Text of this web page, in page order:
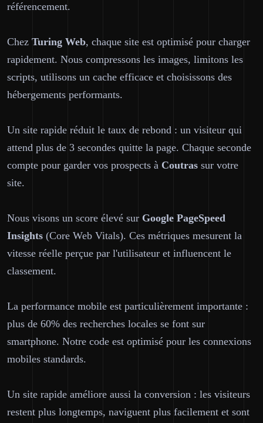
référencement.
Chez Turing Web, chaque site est optimisé pour charger
rapidement. Nous compressons les images, limitons les
scripts, utilisons un cache efficace et choisissons des
hébergements performants.
Un site rapide réduit le taux de rebond : un visiteur qui
attend plus de 3 secondes quitte la page. Chaque seconde
compte pour garder vos prospects à Coutras sur votre
site.
Nous visons un score élevé sur Google PageSpeed
Insights (Core Web Vitals). Ces métriques mesurent la
vitesse réelle perçue par l'utilisateur et influencent le
classement.
La performance mobile est particulièrement importante :
plus de 60% des recherches locales se font sur
smartphone. Notre code est optimisé pour les connexions
mobiles standards.
Un site rapide améliore aussi la conversion : les visiteurs
restent plus longtemps, naviguent plus facilement et sont